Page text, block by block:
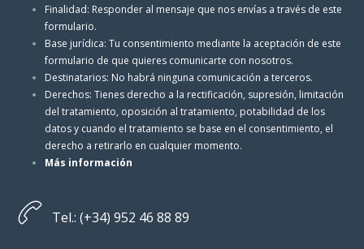
Finalidad: Responder al mensaje que nos envías a través de este
formulario.
Base jurídica: Tu consentimiento mediante la aceptación de este
formulario de que quieres comunicarte con nosotros.
Destinatarios: No habrá ninguna comunicación a terceros.
Derechos: Tienes derecho a la rectificación, supresión, limitación
del tratamiento, oposición al tratamiento, potabilidad de los
datos y cuando el tratamiento se base en el consentimiento, el
derecho a retirarlo en cualquier momento.
Más información
Tel.: (+34) 952 46 88 89